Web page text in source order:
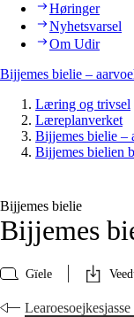
Høringer
Nyhetsvarsel
Om Udir
Bijjemes bielie –
Læring og trivsel
Læreplanverket
Bijjemes bielie –
Bijjemes bielien
Bijjemes bielie
Bijjemes
Gïele